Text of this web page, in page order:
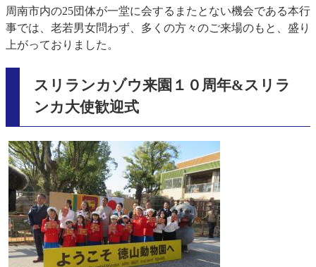
周南市内の25団体が一堂に会するまたとない機会である本行
事では、老若男女問わず、多くの方々のご来場のもと、盛り
上がっておりました。
スリランカゾウ来園１０周年&スリラ
ンカ大使歓迎式